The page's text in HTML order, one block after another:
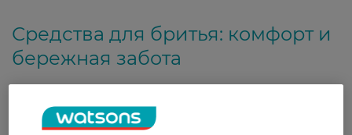
Средства для бритья: комфорт и
бережная забота
Watsons предлагает все необходимое для
безупречного и комфортного бритья: от